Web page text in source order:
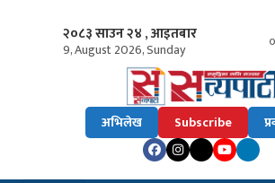
२०८३ साउन २४ , आइतबार
9, August 2026, Sunday
अभिलेख Subscribe